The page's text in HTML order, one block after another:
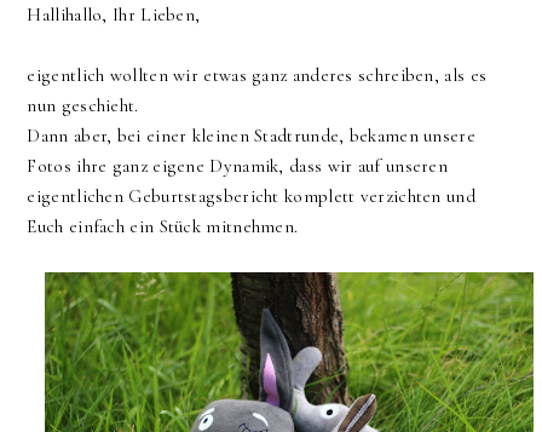
Hallihallo, Ihr Lieben,
eigentlich wollten wir etwas ganz anderes schreiben, als es
nun geschieht.
Dann aber, bei einer kleinen Stadtrunde, bekamen unsere
Fotos ihre ganz eigene Dynamik, dass wir auf unseren
eigentlichen Geburtstagsbericht komplett verzichten und
Euch einfach ein Stück mitnehmen.